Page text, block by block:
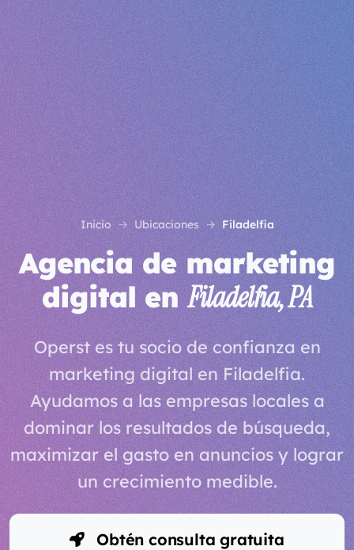
Inicio Ubicaciones Filadelfia
Agencia de marketing
digital enFiladelfia, PA
Operst es tu socio de confianza en
marketing digital en Filadelfia.
Ayudamos a las empresas locales a
dominar los resultados de búsqueda,
maximizar el gasto en anuncios y lograr
un crecimiento medible.
Obtén consulta gratuita